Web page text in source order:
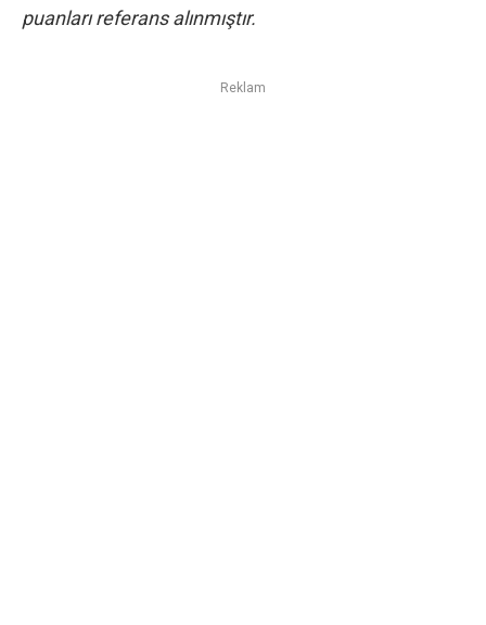
puanları referans alınmıştır.
Reklam